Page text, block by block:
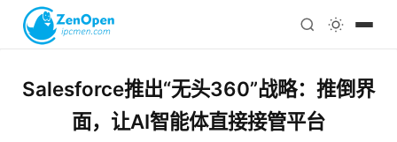
科技
心理
注册
Salesforce推出“无头360”战略：推倒界
面，让AI智能体直接接管平台